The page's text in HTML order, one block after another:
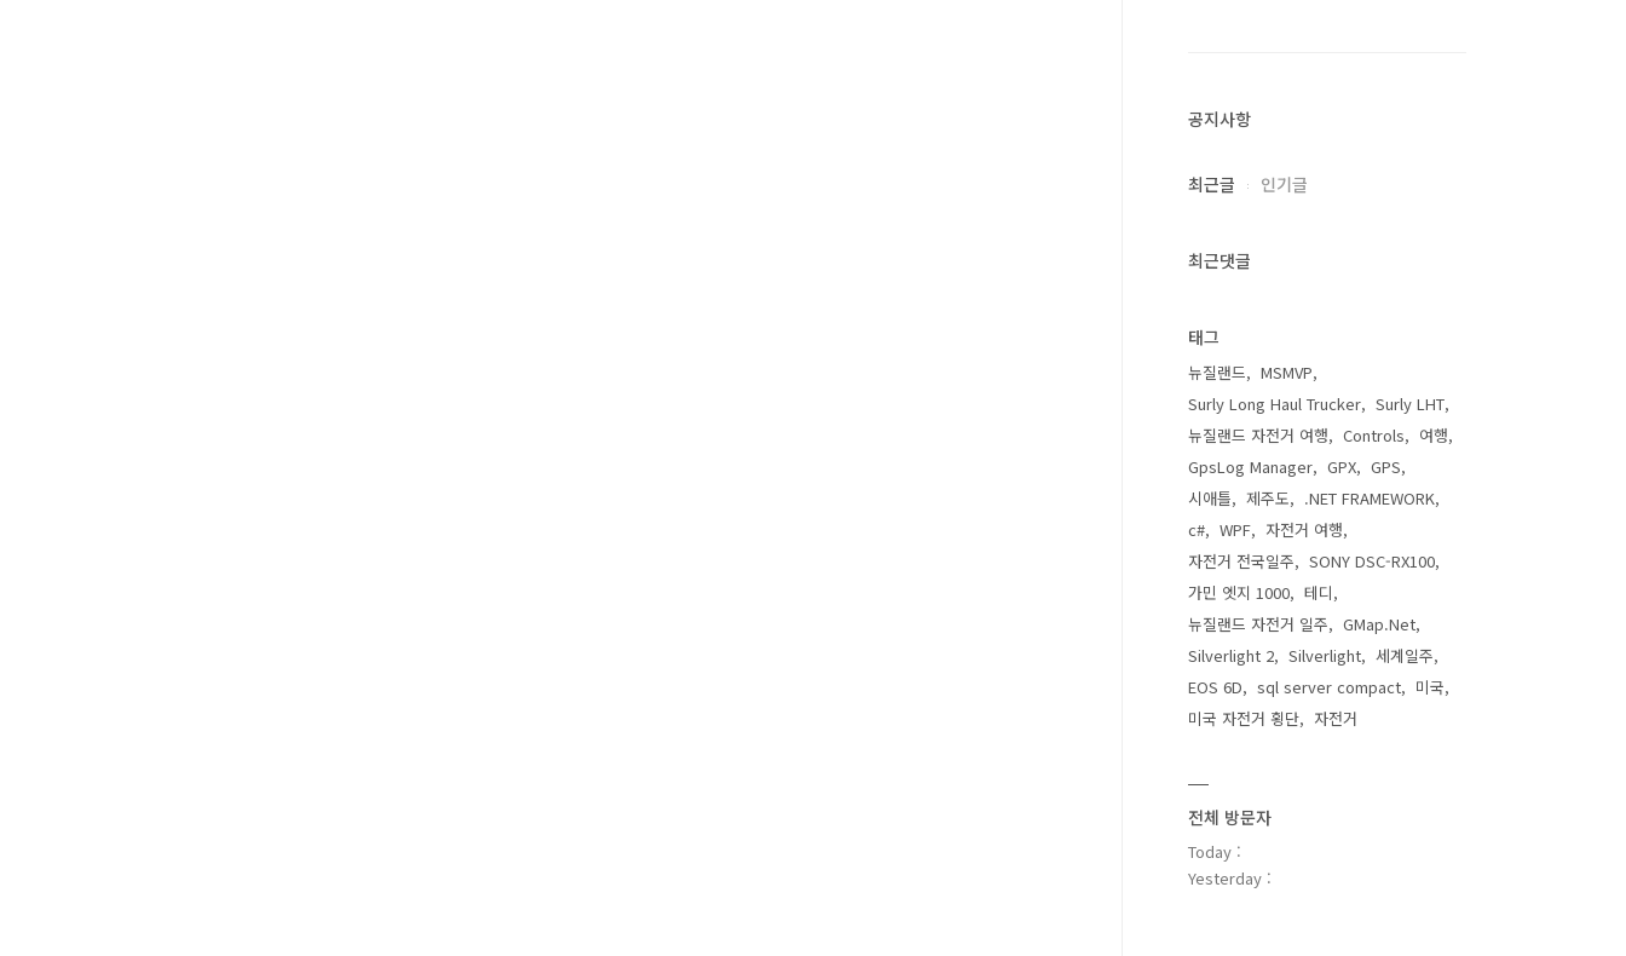
공지사항
최근글 인기글
최근댓글
태그
뉴질랜드
MSMVP
Surly Long Haul Trucker
Surly LHT
뉴질랜드 자전거 여행
Controls
여행
GpsLog Manager
GPX
GPS
시애틀
제주도
.NET FRAMEWORK
c#
WPF
자전거 여행
자전거 전국일주
SONY DSC-RX100
가민 엣지 1000
테디
뉴질랜드 자전거 일주
GMap.Net
Silverlight 2
Silverlight
세계일주
EOS 6D
sql server compact
미국
미국 자전거 횡단
자전거
전체 방문자
Today :
Yesterday :